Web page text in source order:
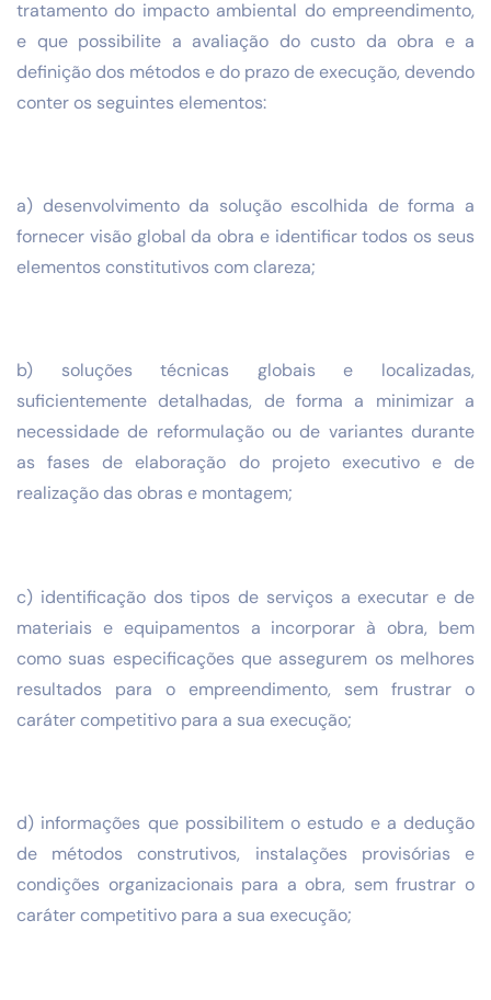
tratamento do impacto ambiental do empreendimento,
e que possibilite a avaliação do custo da obra e a
definição dos métodos e do prazo de execução, devendo
conter os seguintes elementos:
a) desenvolvimento da solução escolhida de forma a
fornecer visão global da obra e identificar todos os seus
elementos constitutivos com clareza;
b) soluções técnicas globais e localizadas,
suficientemente detalhadas, de forma a minimizar a
necessidade de reformulação ou de variantes durante
as fases de elaboração do projeto executivo e de
realização das obras e montagem;
c) identificação dos tipos de serviços a executar e de
materiais e equipamentos a incorporar à obra, bem
como suas especificações que assegurem os melhores
resultados para o empreendimento, sem frustrar o
caráter competitivo para a sua execução;
d) informações que possibilitem o estudo e a dedução
de métodos construtivos, instalações provisórias e
condições organizacionais para a obra, sem frustrar o
caráter competitivo para a sua execução;